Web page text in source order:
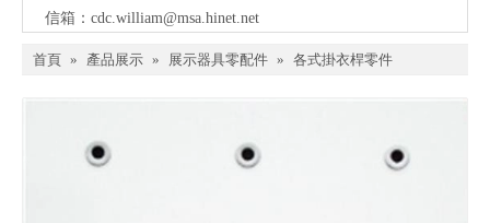
信箱： cdc.william@msa.hinet.net
首頁 » 產品展示 » 展示器具零配件 » 各式掛衣桿零件